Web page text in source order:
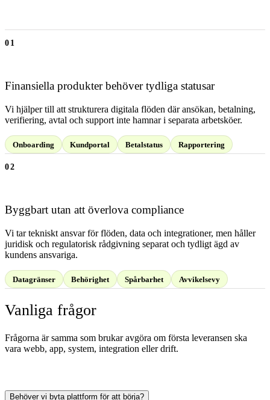
01
Finansiella produkter behöver tydliga statusar
Vi hjälper till att strukturera digitala flöden där ansökan, betalning,
verifiering, avtal och support inte hamnar i separata arbetsköer.
Onboarding Kundportal Betalstatus Rapportering
02
Byggbart utan att överlova compliance
Vi tar tekniskt ansvar för flöden, data och integrationer, men håller
juridisk och regulatorisk rådgivning separat och tydligt ägd av
kundens ansvariga.
Datagränser Behörighet Spårbarhet Avvikelsevy
Vanliga frågor
Frågorna är samma som brukar avgöra om första leveransen ska
vara webb, app, system, integration eller drift.
Behöver vi byta plattform för att börja?